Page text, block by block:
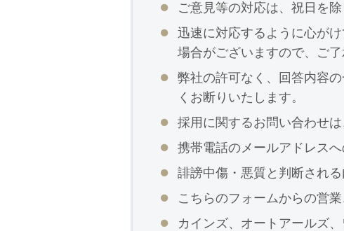
ご意見等の対応は、祝日を
迅速に対応するように心が
場合がございますので、ご了
弊社の許可なく、回答内容
くお断りいたします。
採用に関するお問い合わせは
携帯電話のメールアドレス
誹謗中傷・悪質と判断され
こちらのフォームからの営
カインズ、オートアールズ